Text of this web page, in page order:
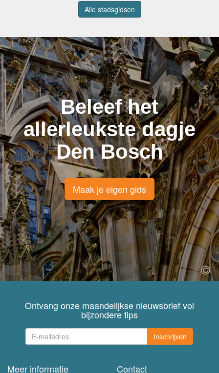
Alle stadsgidsen
Beleef het
allerleukste dagje
Den Bosch
Maak je eigen gids
Ontvang onze maandelijkse nieuwsbrief vol
bijzondere tips
Inschrijven
Meer informatie Contact